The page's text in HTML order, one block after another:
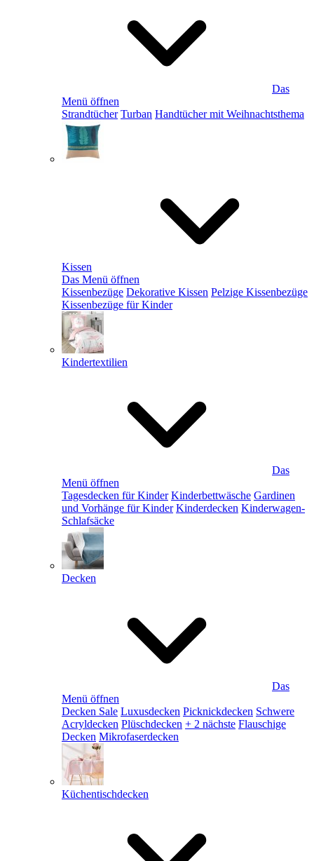
Das
Menü öffnen
Strandtücher Turban Handtücher mit Weihnachtsthema
Kissen
Das Menü öffnen
Kissenbezüge Dekorative Kissen Pelzige Kissenbezüge
Kissenbezüge für Kinder
Kindertextilien
Das
Menü öffnen
Tagesdecken für Kinder Kinderbettwäsche Gardinen
und Vorhänge für Kinder Kinderdecken Kinderwagen-
Schlafsäcke
Decken
Das
Menü öffnen
Decken Sale Luxusdecken Picknickdecken Schwere
Acryldecken Plüschdecken + 2 nächste Flauschige
Decken Mikrofaserdecken
Küchentischdecken